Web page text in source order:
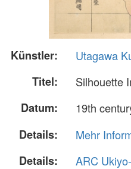
Künstler:
Utagawa
Titel:
Silhouette
Datum:
19th
Details:
Mehr
Details:
ARC